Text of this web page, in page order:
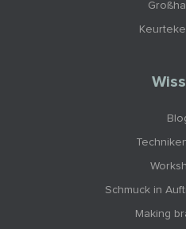
Schmuck in
Making